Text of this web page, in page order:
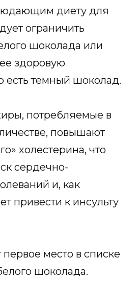
диету для
ограничить
шоколада или
здоровую
есть темный шоколад.
потребляемые в
повышают
холестерина, что
сердечно-
и, как
привести к инсульту
место в списке
шоколада.